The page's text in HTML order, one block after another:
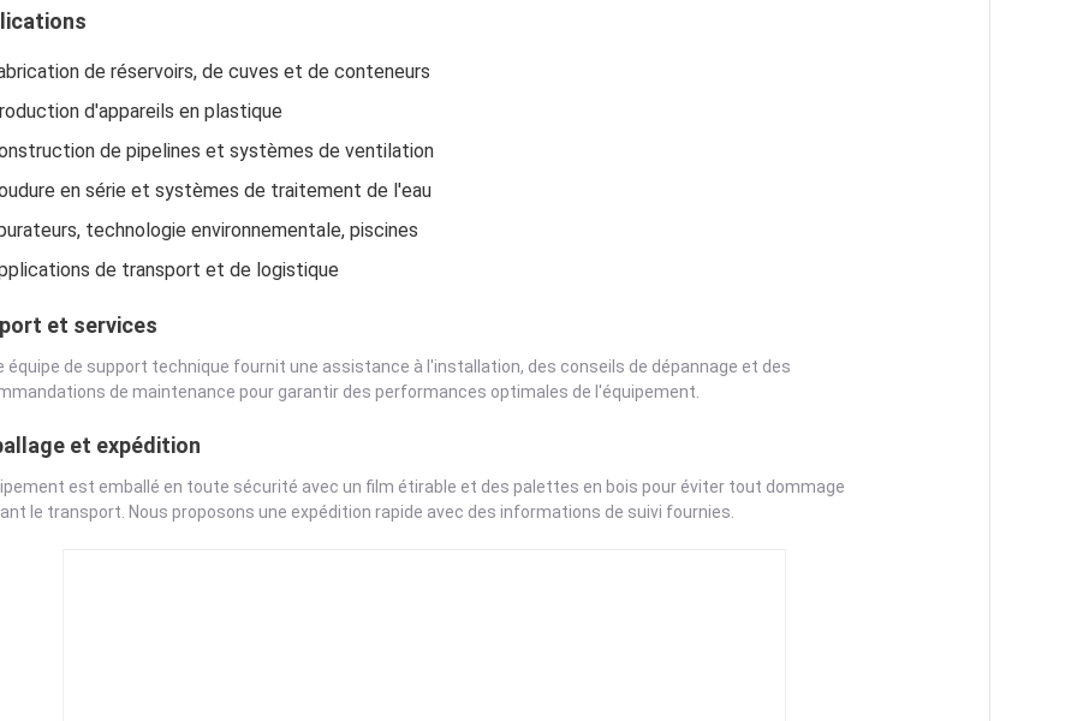
de réservoirs, de cuves et de conteneurs
d'appareils en plastique
de pipelines et systèmes de ventilation
en série et systèmes de traitement de l'eau
technologie environnementale, piscines
de transport et de logistique
et services
équipe de support technique fournit une assistance à l'installation, des conseils de dépannage et des
de maintenance pour garantir des performances optimales de l'équipement.
et expédition
est emballé en toute sécurité avec un film étirable et des palettes en bois pour éviter tout dommage
le transport. Nous proposons une expédition rapide avec des informations de suivi fournies.